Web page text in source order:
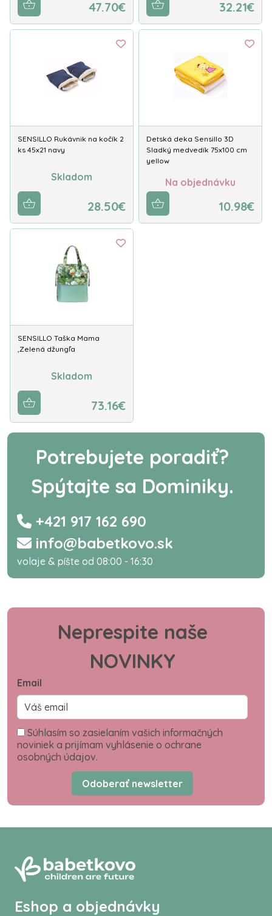
47.70€ 32.21€
SENSILLO Rukávnik na kočík 2
ks 45x21 navy
Skladom
28.50€
Detská deka Sensillo 3D
Sladký medvedík 75x100 cm
yellow
Na objednávku
10.98€
SENSILLO Taška Mama
,Zelená džungľa
Skladom
73.16€
Potrebujete poradiť?
Spýtajte sa Dominiky.
+421 917 162 690
info@babetkovo.sk
volaje & píšte od 08:00 - 16:30
Neprespite naše
NOVINKY
Email
Súhlasím so zasielaním vašich informačných
noviniek a prijímam vyhlásenie o ochrane
osobných údajov.
Odoberať newsletter
Eshop a objednávky